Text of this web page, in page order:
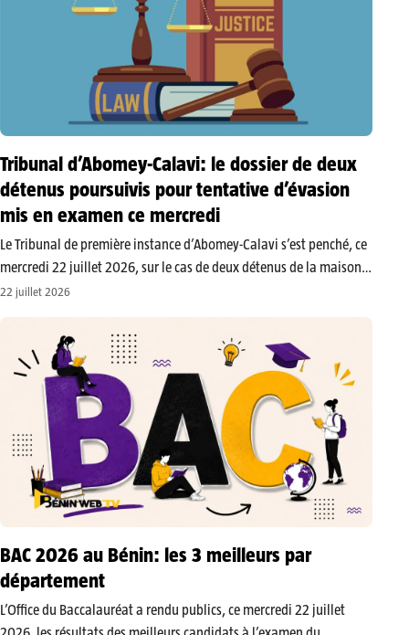
Tribunal d’Abomey-Calavi: le dossier de deux
détenus poursuivis pour tentative d’évasion
mis en examen ce mercredi
​Le Tribunal de première instance d’Abomey-Calavi s’est penché, ce
mercredi 22 juillet 2026, sur le cas de deux détenus de la maison
d’arrêt , tous deux poursuivis pour des faits présumés de tentative
22 juillet 2026
BAC 2026 au Bénin: les 3 meilleurs par
département
L’Office du Baccalauréat a rendu publics, ce mercredi 22 juillet